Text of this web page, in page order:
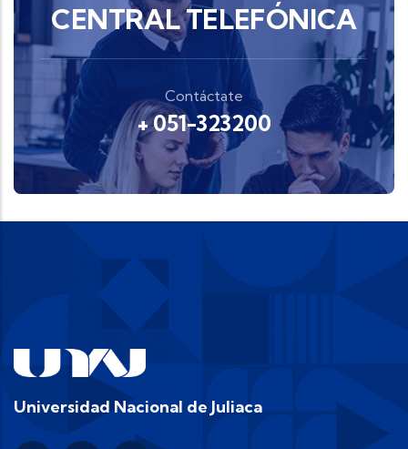
CENTRAL TELEFÓNICA
Contáctate
+ 051-323200
Universidad Nacional de Juliaca